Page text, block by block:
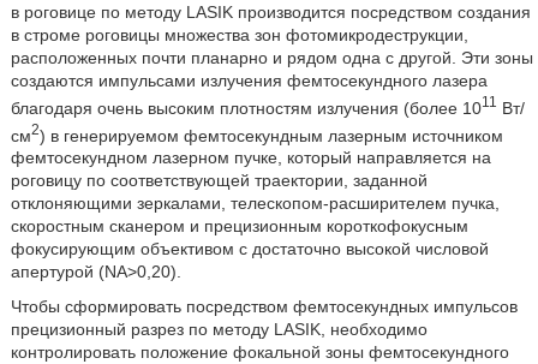
в роговице по методу LASIK производится посредством создания
в строме роговицы множества зон фотомикродеструкции,
расположенных почти планарно и рядом одна с другой. Эти зоны
создаются импульсами излучения фемтосекундного лазера
благодаря очень высоким плотностям излучения (более 1011
Вт/
см2) в генерируемом фемтосекундным лазерным источником
фемтосекундном лазерном пучке, который направляется на
роговицу по соответствующей траектории, заданной
отклоняющими зеркалами, телескопом-расширителем пучка,
скоростным сканером и прецизионным короткофокусным
фокусирующим объективом с достаточно высокой числовой
апертурой (ΝΑ>0,20).
Чтобы сформировать посредством фемтосекундных импульсов
прецизионный разрез по методу LASIK, необходимо
контролировать положение фокальной зоны фемтосекундного